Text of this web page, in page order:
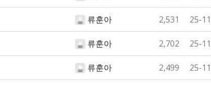
류훈아 2,531 25-
류훈아 2,702 25-
류훈아 2,499 25-